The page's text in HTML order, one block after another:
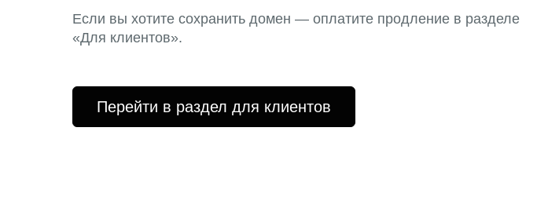
Если вы хотите сохранить домен — оплатите продление в разделе
«Для клиентов».
Перейти в раздел для клиентов